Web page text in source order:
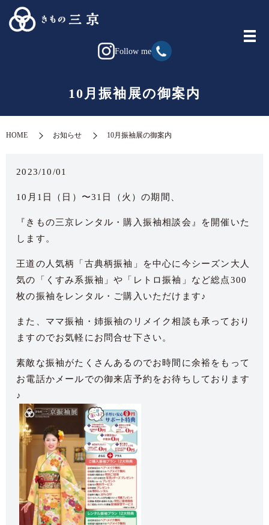
Follow me
10月振袖展の御案内
HOME お知らせ 10月振袖展の御案内
2023/10/01
10月1日（日）〜31日（火）の期間、
『きもの三京レンタル・購入振袖相談会』を開催いた
します。
王道の人気柄「古典柄振袖」を中心に今シーズン大人
気の「くすみ系振袖」や「レトロ振袖」など総点300
枚の振袖をレンタル・ご購入いただけます♪
また、ママ振袖・姉振袖のリメイク相談も承っており
ますのでお気軽にお問合せ下さい。
素敵な振袖がたくさんあるのでお時間に余裕をもって
お電話かメールでの御来店予約をお待ちしております
♪